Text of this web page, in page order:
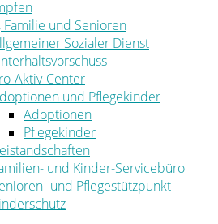
Familie und Senioren
Sozialer Dienst
Aktiv-Center
und Pflegekinder
Adoptionen
Pflegekinder
und Kinder-Servicebüro
und Pflegestützpunkt